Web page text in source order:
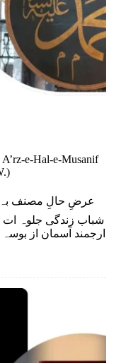
e-Hal-e-Musanif
عرضِ حالِ مصنف بہ
شباب زندگی جلوہ ات
ارجمند آسمان از